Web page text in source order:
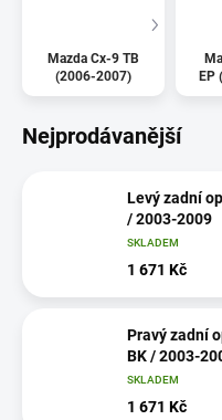
Mazda Cx-9 TB
(2006-2007)
EP
Nejprodávanější
Levý zadní
/ 2003-2009
SKLADEM
1 671 Kč
Pravý zadní
BK / 2003-
SKLADEM
1 671 Kč